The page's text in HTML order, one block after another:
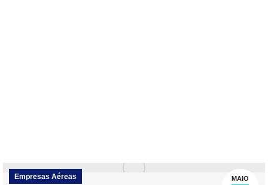
MAIO
Empresas Aéreas